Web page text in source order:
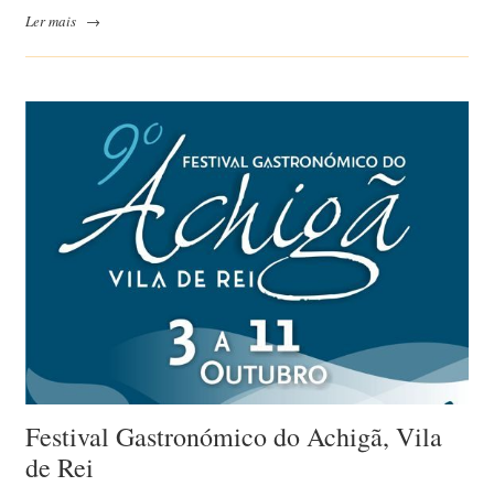
Ler mais →
Festival Gastronómico do Achigã, Vila
de Rei